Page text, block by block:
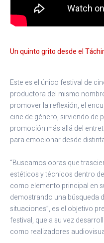
Un quinto grito desde el
Este es el único festival de
productora del mismo
promover la reflexión, el
cine de género, sirviendo de
promoción más allá del
para emocionar desde
“Buscamos obras que
estéticos y técnicos dentro
como elemento principal en
demostrando una búsqueda
situaciones”, es el objetivo
festival, que a su vez
como realizadores